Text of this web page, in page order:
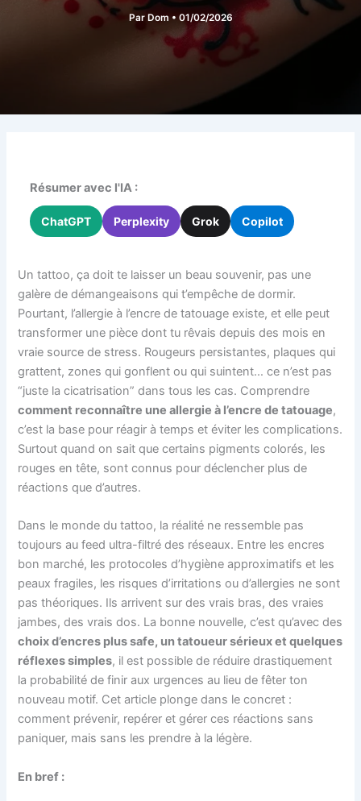
Par Dom • 01/02/2026
Résumer avec l'IA :
ChatGPT Perplexity Grok Copilot
Un tattoo, ça doit te laisser un beau souvenir, pas une
galère de démangeaisons qui t’empêche de dormir.
Pourtant, l’allergie à l’encre de tatouage existe, et elle peut
transformer une pièce dont tu rêvais depuis des mois en
vraie source de stress. Rougeurs persistantes, plaques qui
grattent, zones qui gonflent ou qui suintent… ce n’est pas
“juste la cicatrisation” dans tous les cas. Comprendre
comment reconnaître une allergie à l’encre de tatouage,
c’est la base pour réagir à temps et éviter les complications.
Surtout quand on sait que certains pigments colorés, les
rouges en tête, sont connus pour déclencher plus de
réactions que d’autres.
Dans le monde du tattoo, la réalité ne ressemble pas
toujours au feed ultra-filtré des réseaux. Entre les encres
bon marché, les protocoles d’hygiène approximatifs et les
peaux fragiles, les risques d’irritations ou d’allergies ne sont
pas théoriques. Ils arrivent sur des vrais bras, des vraies
jambes, des vrais dos. La bonne nouvelle, c’est qu’avec des
choix d’encres plus safe, un tatoueur sérieux et quelques
réflexes simples, il est possible de réduire drastiquement
la probabilité de finir aux urgences au lieu de fêter ton
nouveau motif. Cet article plonge dans le concret :
comment prévenir, repérer et gérer ces réactions sans
paniquer, mais sans les prendre à la légère.
En bref :